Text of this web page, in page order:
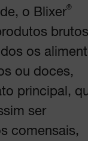
o Blixer®
os
ou doces,
principal,
ser
comensais,